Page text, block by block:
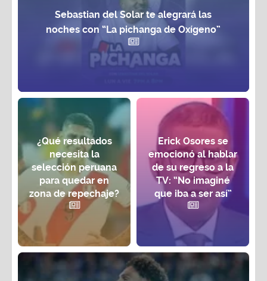
Sebastian del Solar te alegrará las
noches con “La pichanga de Oxígeno”
¿Qué resultados
necesita la
selección peruana
para quedar en
zona de repechaje?
Erick Osores se
emocionó al hablar
de su regreso a la
TV: “No imaginé
que iba a ser así”